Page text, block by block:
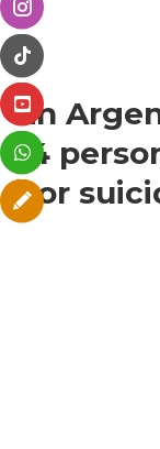
En
14
por